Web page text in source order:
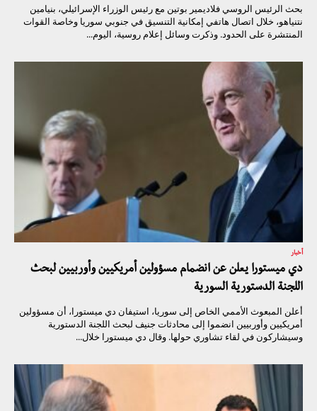
بحث الرئيس الروسي فلاديمير بوتين مع رئيس الوزراء الإسرائيلي، بنيامين
نتنياهو، خلال اتصال هاتفي إمكانية التنسيق في جنوبي سوريا وخاصة القوات
المنتشرة على الحدود. وذكرت وسائل إعلام روسية، اليوم...
أخبار
دي ميستورا يعلن عن انضمام مسؤولين أمريكيين وأوربيين لبحث
اللجنة الدستورية السورية
أعلن المبعوث الأممي الخاص إلى سوريا، استيفان دي ميستورا، أن مسؤولين
أمريكيين وأوربيين انضموا إلى محادثات جنيف لبحث اللجنة الدستورية
وسيشاركون في لقاء تشاوري حولها. وقال دي ميستورا خلال...